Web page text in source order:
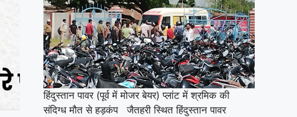
हिंदुस्तान पावर (पूर्व में मोजर बेयर) प्लांट में श्रमिक की
संदिग्ध मौत से हड़कंप जैतहरी स्थित हिंदुस्तान पावर